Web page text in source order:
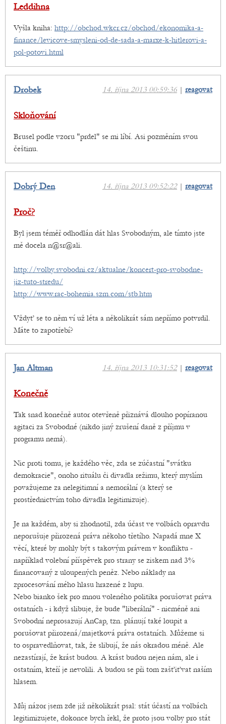
Leddihna
Vyšla kniha: http://obchod.wkcr.cz/obchod/ekonomika-a-
finance/levicove-smysleni-od-de-sada-a-marxe-k-hitlerovi-a-
pol-potovi.html
14. října 2013 00:59:36 | reagovat
Drobek
Skloňování
Brusel podle vzoru "prdel" se mi líbí. Asi pozměním svou
češtinu.
14. října 2013 09:52:22| reagovat
Dobrý Den
Proč?
Byl jsem téměř odhodlán dát hlas Svobodným, ale tímto jste
mě docela n@sr@ali.
http://volby.svobodni.cz/aktualne/koncert-pro-svobodne-
jiz-tuto-stredu/
http://www.rac-bohemia.szm.com/stb.htm
Vždyť se to něm ví už léta a několikrát sám nepřímo potvrdil.
Máte to zapotřebí?
14. října 2013 10:31:52| reagovat
Jan Altman
Konečně
Tak snad konečně autor otevřeně přiznává dlouho popíranou
agitaci za Svobodné (nikdo jiný zrušení daně z příjmu v
programu nemá).
Nic proti tomu, je každého věc, zda se zúčastní "svátku
demokracie", onoho rituálu či divadla režimu, který myslím
považujeme za nelegitimní a nemorální (a který se
prostřednictvím toho divadla legitimizuje).
Je na každém, aby si zhodnotil, zda účast ve volbách opravdu
neporušuje přirozená práva někoho třetího. Napadá mne X
věcí, které by mohly být s takovým právem v konfliktu -
například volební příspěvek pro strany se ziskem nad 3%
financovaný z uloupených peněz. Nebo náklady na
zprocesování mého hlasu hrazené z lupu.
Nebo bianko šek pro mnou voleného politika porušovat práva
ostatních - i když slibuje, že bude "liberální" - nicméně ani
Svobodní neprosazují AnCap, tzn. plánují také loupit a
porušovat přirozená/majetková práva ostatních. Můžeme si
to ospravedlňovat, tak, že slibují, že nás okradou méně. Ale
nezastírají, že krást budou. A krást budou nejen nám, ale i
ostatním, kteří je nevolili. A budou se při tom zašťiťvat naším
hlasem.
Můj názor jsem zde již několikrát psal: stát účastí na volbách
legitimizujete, dokonce bych řekl, že proto jsou volby pro stát